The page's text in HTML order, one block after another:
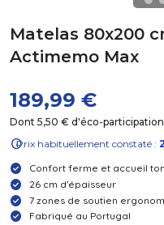
Matelas 80x200
Actimemo Max
189,99 €
Dont 5,50 € d'éco-participation
infoPrix habituellement constaté :
Confort ferme et accueil
26 cm d'épaisseur
7 zones de soutien
Fabriqué au Portugal